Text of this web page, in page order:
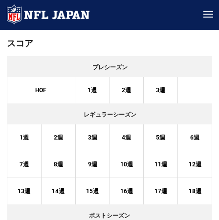
スコア
プレシーズン
HOF 1週 2週 3週
レギュラーシーズン
1週 2週 3週 4週 5週 6週
7週 8週 9週 10週 11週 12週
13週 14週 15週 16週 17週 18週
ポストシーズン